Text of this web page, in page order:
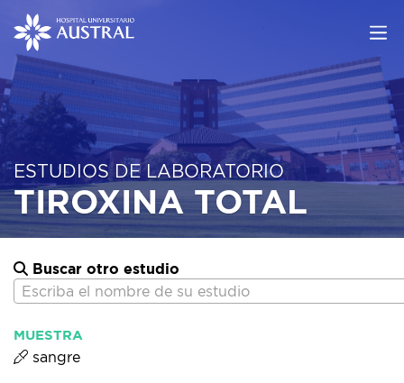
ESTUDIOS DE LABORATORIO
TIROXINA TOTAL
Buscar otro estudio
Escriba el nombre de su estudio
MUESTRA
sangre